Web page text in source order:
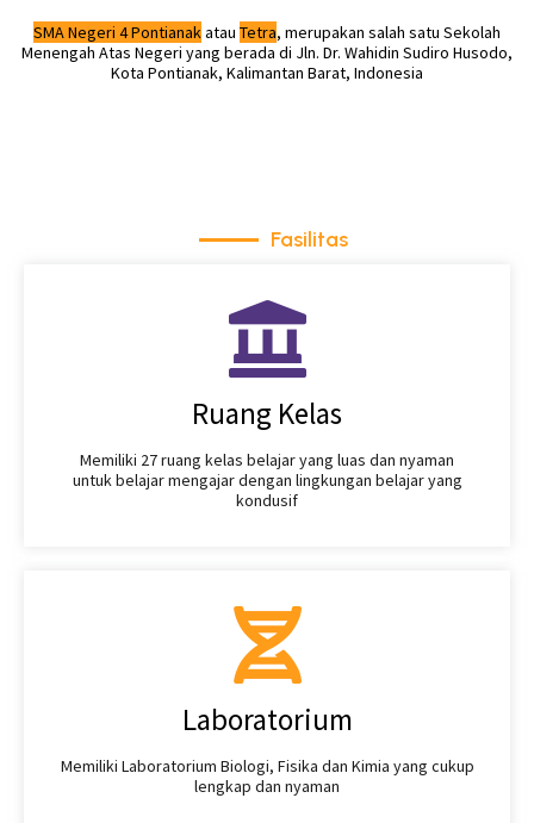
SMA Negeri 4 Pontianakatau Tetra, merupakan salah satu Sekolah
Menengah Atas Negeri yang berada di Jln. Dr. Wahidin Sudiro Husodo,
Kota Pontianak, Kalimantan Barat, Indonesia
Fasilitas
Ruang Kelas
Memiliki 27 ruang kelas belajar yang luas dan nyaman
untuk belajar mengajar dengan lingkungan belajar yang
kondusif
Laboratorium
Memiliki Laboratorium Biologi, Fisika dan Kimia yang cukup
lengkap dan nyaman